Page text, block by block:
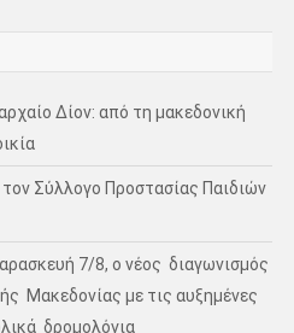
Δίον: από τη μακεδονική
τον Σύλλογο Προστασίας Παιδιών
7/8, ο νέος διαγωνισμός
Μακεδονίας με τις αυξημένες
δρομολόγια